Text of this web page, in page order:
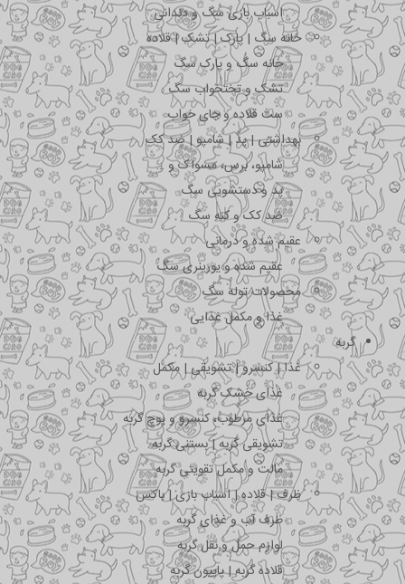
اسباب بازی سگ و دندانی
خانه سگ | پارک | تشک | قلاده
خانه سگ و پارک سگ
تشک و تختخواب سگ
ست قلاده و جای خواب
بهداشتی | پد | شامپو | ضد کک
شامپو، برس، مسواک و …
پد و دستشویی سگ
ضد کک و کنه سگ
عقیم شده و درمانی
عقیم شده و یورینری سگ
محصولات توله سگ
غذا و مکمل غذایی
گربه
غذا | کنسرو | تشویقی | مکمل
غذای خشک گربه
غذای مرطوب، کنسرو و پوچ گربه
تشویقی گربه | بستنی گربه
مالت و مکمل تقویتی گربه
ظرف | قلاده | اسباب بازی | باکس
ظرف آب و غذای گربه
لوازم حمل و نقل گربه
قلاده گربه | پاپیون گربه